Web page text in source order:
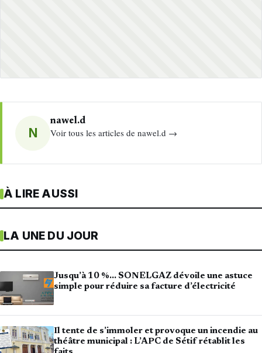
N
nawel.d
Voir tous les articles de nawel.d →
À LIRE AUSSI
LA UNE DU JOUR
Jusqu’à 10 %… SONELGAZ dévoile une astuce
simple pour réduire sa facture d’électricité
Il tente de s’immoler et provoque un incendie au
théâtre municipal : L’APC de Sétif rétablit les